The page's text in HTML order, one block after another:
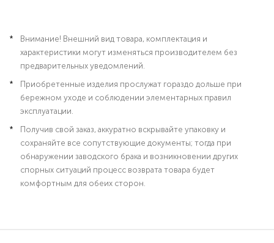
Внимание! Внешний вид товара, комплектация и
характеристики могут изменяться производителем без
предварительных уведомлений.
Приобретенные изделия прослужат гораздо дольше при
бережном уходе и соблюдении элементарных правил
эксплуатации.
Получив свой заказ, аккуратно вскрывайте упаковку и
сохраняйте все сопутствующие документы; тогда при
обнаружении заводского брака и возникновении других
спорных ситуаций процесс возврата товара будет
комфортным для обеих сторон.